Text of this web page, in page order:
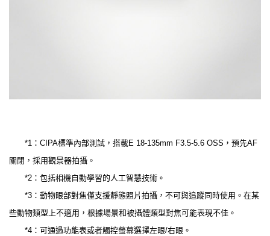
*1：CIPA標準內部測試，搭載E 18-135mm F3.5-5.6 OSS，預先AF
關閉，採用觀景器拍攝。
*2：包括相機自動學習的人工智慧技術。
*3：動物眼部對焦僅支援靜態照片拍攝，不可與追蹤同時使用。在某
些動物類型上不適用，根據場景和被攝體類型對焦可能表現不佳。
*4：可通過功能表或者觸控螢幕選擇左眼/右眼。